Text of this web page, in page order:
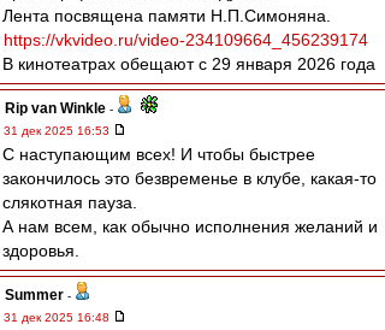
Лента посвящена памяти Н.П.Симоняна.
https://vkvideo.ru/video-234109664_456239174
В кинотеатрах обещают с 29 января 2026 года
Rip van Winkle -
31 дек 2025 16:53
С наступающим всех! И чтобы быстрее
закончилось это безвременье в клубе, какая-то
слякотная пауза.
А нам всем, как обычно исполнения желаний и
здоровья.
Summer -
31 дек 2025 16:48